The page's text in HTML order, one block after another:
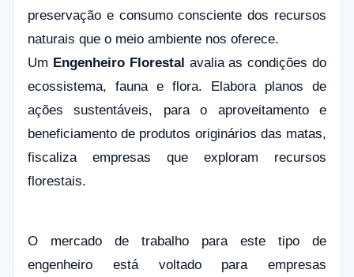
preservação e consumo consciente dos recursos
naturais que o meio ambiente nos oferece.
Um Engenheiro Florestal avalia as condições do
ecossistema, fauna e flora. Elabora planos de
ações sustentáveis, para o aproveitamento e
beneficiamento de produtos originários das matas,
fiscaliza empresas que exploram recursos
florestais.
O mercado de trabalho para este tipo de
engenheiro está voltado para empresas